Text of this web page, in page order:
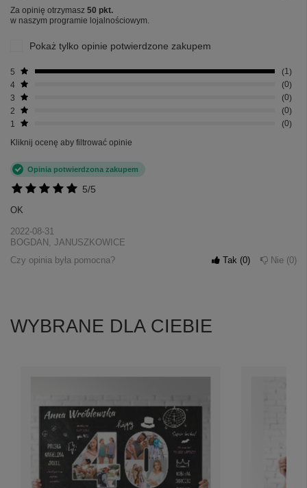
Za opinię otrzymasz 50 pkt.
w naszym programie lojalnościowym.
Pokaż tylko opinie potwierdzone zakupem
5
1
4
0
3
0
2
0
1
0
Kliknij ocenę aby filtrować opinie
5/5
Opinia potwierdzona zakupem
OK
2022-08-31
BOGDAN, JANUSZKOWICE
Czy opinia była pomocna?
Tak 0 Nie 0
WYBRANE DLA CIEBIE